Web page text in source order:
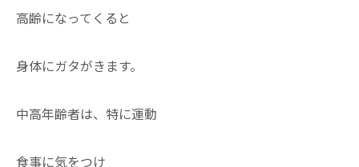
高齢になってくると
身体にガタがきます。
中高年齢者は、特に運動
食事に気をつけ